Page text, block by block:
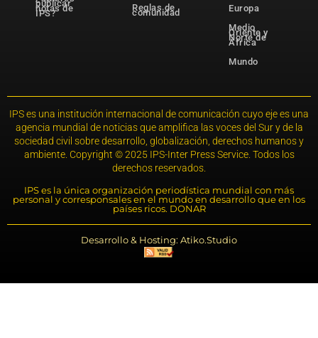
publicar
notas de
IPS?
Reglas de
comunidad
Europa
Medio
Oriente y
Norte de
África
Mundo
IPS es una institución internacional de comunicación cuyo eje es una
agencia mundial de noticias que amplifica las voces del Sur y de la
sociedad civil sobre desarrollo, globalización, derechos humanos y
ambiente. Copyright © 2025 IPS-Inter Press Service. Todos los
derechos reservados.
IPS es la única organización periodística mundial con más
personal y corresponsales en el mundo en desarrollo que en los
países ricos. DONAR
Desarrollo & Hosting: Atiko.Studio